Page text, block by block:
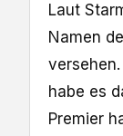
Laut
Namen
habe es
Premier